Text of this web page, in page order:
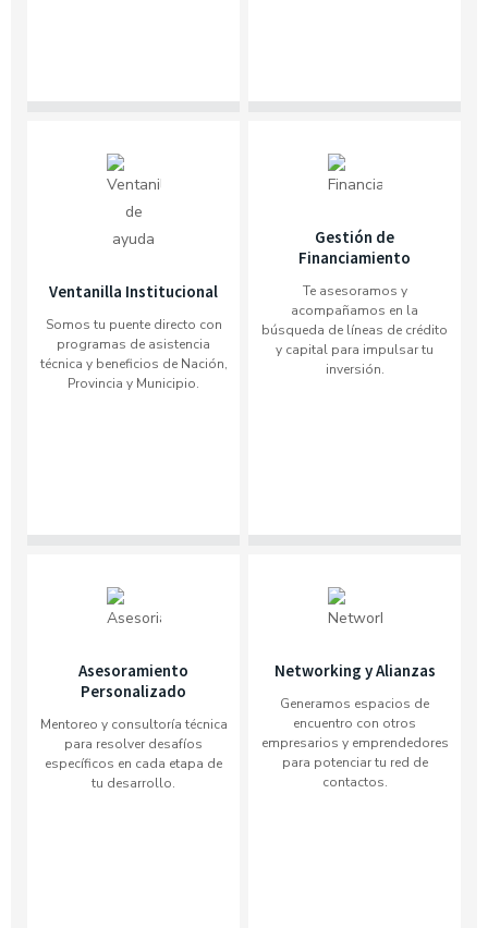
Ventanilla Institucional
Somos tu puente directo con
programas de asistencia
técnica y beneficios de Nación,
Provincia y Municipio.
Gestión de
Financiamiento
Te asesoramos y
acompañamos en la
búsqueda de líneas de crédito
y capital para impulsar tu
inversión.
Asesoramiento
Personalizado
Mentoreo y consultoría técnica
para resolver desafíos
específicos en cada etapa de
tu desarrollo.
Networking y Alianzas
Generamos espacios de
encuentro con otros
empresarios y emprendedores
para potenciar tu red de
contactos.